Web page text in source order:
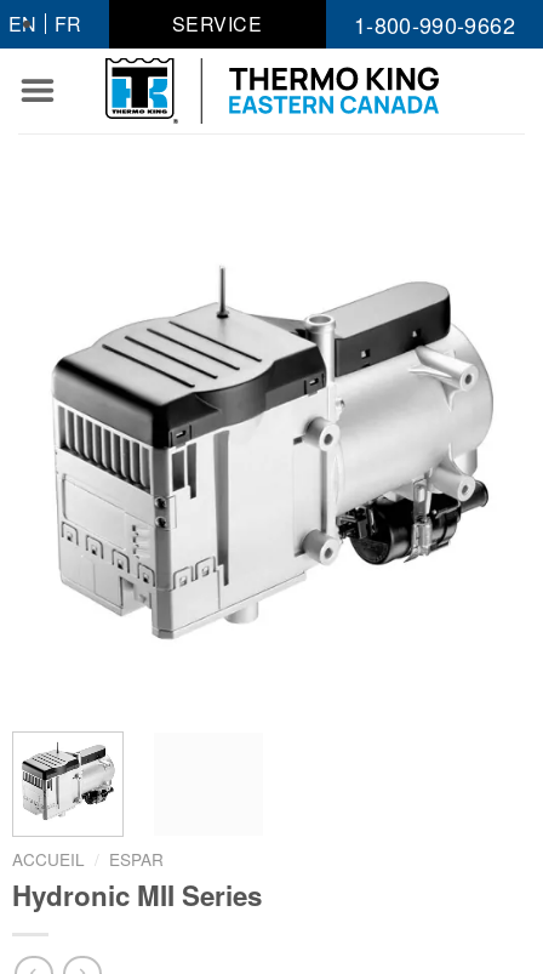
Passer
au
contenu
EN FR SERVICE 1-800-990-9662
ACCUEIL / ESPAR
Hydronic MII Series